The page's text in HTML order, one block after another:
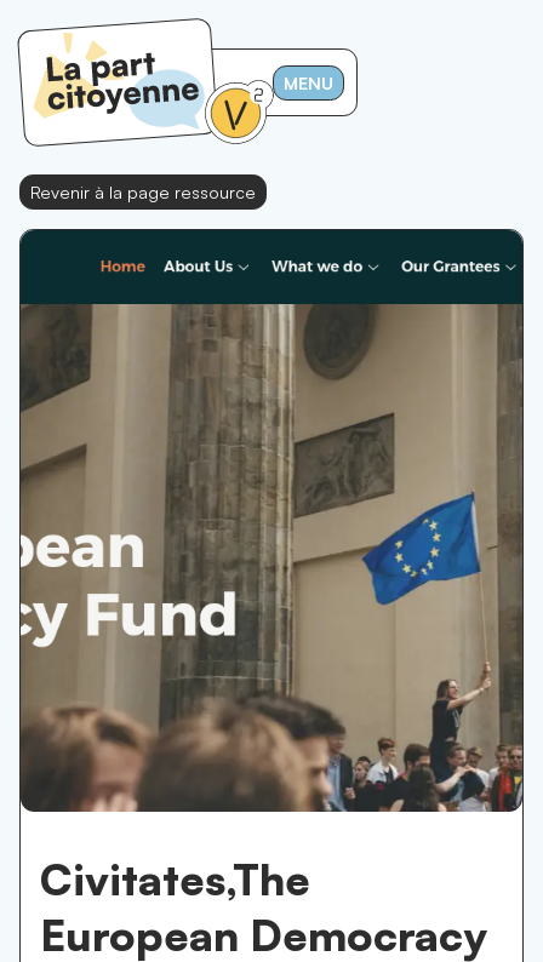
MENU
Revenir à la page ressource
Civitates,The
European Democracy